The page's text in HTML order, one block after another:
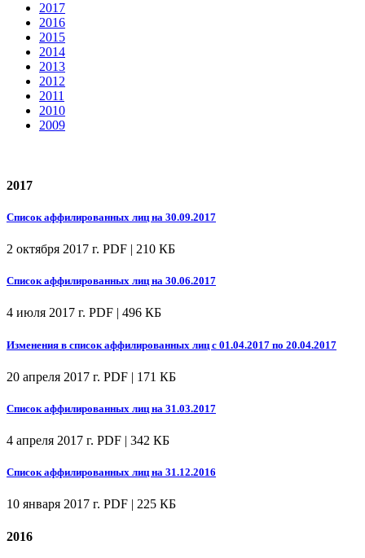
2017
2016
2015
2014
2013
2012
2011
2010
2009
2017
Список аффилированных лиц на 30.09.2017
2 октября 2017 г. PDF | 210 КБ
Список аффилированных лиц на 30.06.2017
4 июля 2017 г. PDF | 496 КБ
Изменения в список аффилированных лиц с 01.04.2017 по 20.04.2017
20 апреля 2017 г. PDF | 171 КБ
Список аффилированных лиц на 31.03.2017
4 апреля 2017 г. PDF | 342 КБ
Список аффилированных лиц на 31.12.2016
10 января 2017 г. PDF | 225 КБ
2016